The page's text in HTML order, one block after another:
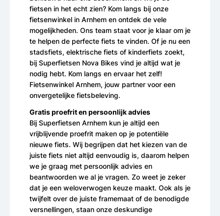
fietsen in het echt zien? Kom langs bij onze
fietsenwinkel in Arnhem en ontdek de vele
mogelijkheden. Ons team staat voor je klaar om je
te helpen de perfecte fiets te vinden. Of je nu een
stadsfiets, elektrische fiets of kinderfiets zoekt,
bij Superfietsen Nova Bikes vind je altijd wat je
nodig hebt. Kom langs en ervaar het zelf!
Fietsenwinkel Arnhem, jouw partner voor een
onvergetelijke fietsbeleving.
Gratis proefrit en persoonlijk advies
Bij Superfietsen Arnhem kun je altijd een
vrijblijvende proefrit maken op je potentiële
nieuwe fiets. Wij begrijpen dat het kiezen van de
juiste fiets niet altijd eenvoudig is, daarom helpen
we je graag met persoonlijk advies en
beantwoorden we al je vragen. Zo weet je zeker
dat je een weloverwogen keuze maakt. Ook als je
twijfelt over de juiste framemaat of de benodigde
versnellingen, staan onze deskundige